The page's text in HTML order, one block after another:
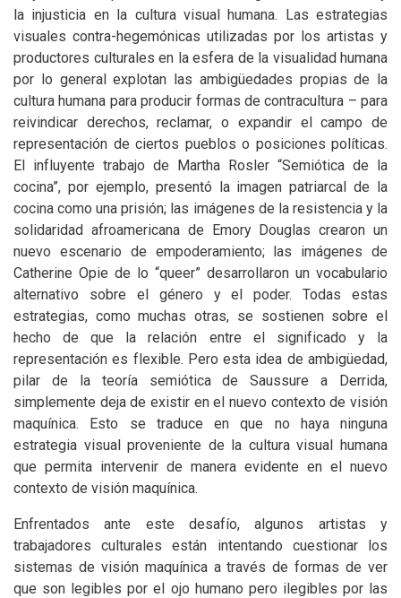
la injusticia en la cultura visual humana. Las estrategias
visuales contra-hegemónicas utilizadas por los artistas y
productores culturales en la esfera de la visualidad humana
por lo general explotan las ambigüedades propias de la
cultura humana para producir formas de contracultura – para
reivindicar derechos, reclamar, o expandir el campo de
representación de ciertos pueblos o posiciones políticas.
El influyente trabajo de Martha Rosler “Semiótica de la
cocina”, por ejemplo, presentó la imagen patriarcal de la
cocina como una prisión; las imágenes de la resistencia y la
solidaridad afroamericana de Emory Douglas crearon un
nuevo escenario de empoderamiento; las imágenes de
Catherine Opie de lo “queer” desarrollaron un vocabulario
alternativo sobre el género y el poder. Todas estas
estrategias, como muchas otras, se sostienen sobre el
hecho de que la relación entre el significado y la
representación es flexible. Pero esta idea de ambigüedad,
pilar de la teoría semiótica de Saussure a Derrida,
simplemente deja de existir en el nuevo contexto de visión
maquínica. Esto se traduce en que no haya ninguna
estrategia visual proveniente de la cultura visual humana
que permita intervenir de manera evidente en el nuevo
contexto de visión maquínica.
Enfrentados ante este desafío, algunos artistas y
trabajadores culturales están intentando cuestionar los
sistemas de visión maquínica a través de formas de ver
que son legibles por el ojo humano pero ilegibles por las